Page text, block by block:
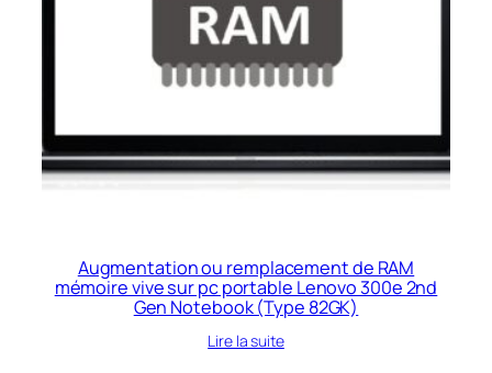
Augmentation ou remplacement de RAM
mémoire vive sur pc portable Lenovo 300e 2nd
Gen Notebook (Type 82GK)
Lire la suite